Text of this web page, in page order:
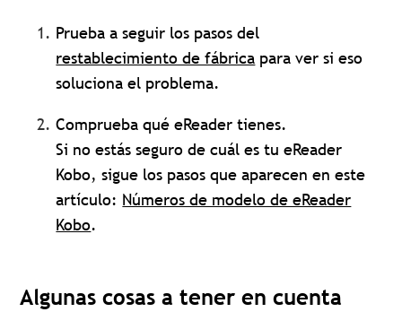
Prueba a seguir los pasos del
restablecimiento de fábrica para ver si eso
soluciona el problema.
Comprueba qué eReader tienes.
Si no estás seguro de cuál es tu eReader
Kobo, sigue los pasos que aparecen en este
artículo: Números de modelo de eReader
Kobo.
Algunas cosas a tener en cuenta